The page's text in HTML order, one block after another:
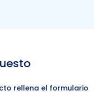
rellena el formulario